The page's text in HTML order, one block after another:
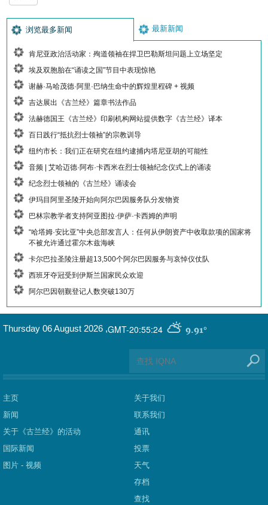
浏览最多新闻 最新新闻
肯尼亚政治活动家：殉道领袖在捍卫巴勒斯坦问题上立场坚定
埃及双胞胎在“诵读之国”节目中表现惊艳
谢赫·马哈茂德·阿里·巴纳生命中的辉煌里程碑 + 视频
吉达展出《古兰经》篇章书法作品
法赫德国王《古兰经》印刷机构网站提供数字《古兰经》译本
百日践行“抵抗烈士领袖”的宗教训导
纽约市长：我们正在研究在纽约逮捕内塔尼亚胡的可能性
音频 | 艾哈迈德·阿布·卡西米在烈士领袖纪念仪式上的诵读
纪念烈士领袖的《古兰经》诵读会
伊玛目阿里圣陵开始向阿尔巴因服务队分发物资
巴林宗教学者支持阿亚图拉·伊萨·卡西姆的声明
“哈塔姆·安比亚”中央总部发言人：任何从伊朗资产中收取款项的国家将
不被允许通过霍尔木兹海峡
卡尔巴拉圣陵注册超13,500个阿尔巴因服务与哀悼仪仗队
西班牙夺冠受到伊斯兰国家民众欢迎
阿尔巴因朝觐登记人数突破130万
GMT-20:55:24 9.91°
Thursday 06 August 2026 ,
主页
新闻
关于《古兰经》的活动
国际新闻
图片 - 视频
关于我们
联系我们
通讯
投票
天气
存档
查找